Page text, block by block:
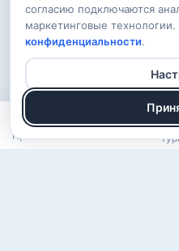
согласию подключаются
маркетинговые
конфиденциальности.
Прогнозы Рейтинг